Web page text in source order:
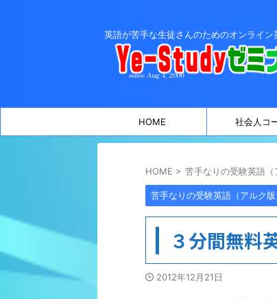
英語が苦手な生徒さんのためのオンライン
HOME 社会人コ
HOME > 苦手なりの受験英語（
苦手なりの受験英語（アルク版
３分間無料
2012年12月21日